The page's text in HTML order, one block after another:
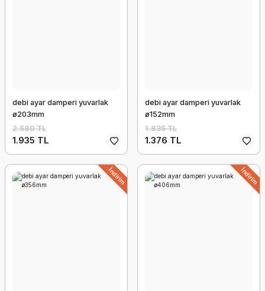
debi ayar damperi yuvarlak
ø203mm
2.580 TL
1.935 TL
debi ayar damperi yuvarlak
ø152mm
1.835 TL
1.376 TL
İndirim İndirim